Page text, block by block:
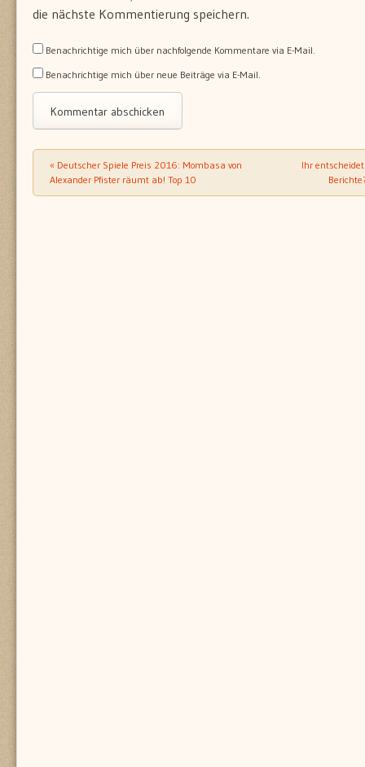
die nächste Kommentierung speichern.
Benachrichtige mich über nachfolgende Kommentare via E-Mail.
Benachrichtige mich über neue Beiträge via E-Mail.
Post navigation
« Deutscher Spiele Preis 2016: Mombasa von
Alexander Pfister räumt ab! Top 10
Ihr